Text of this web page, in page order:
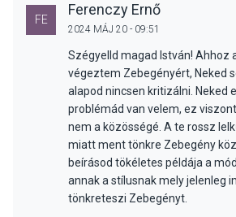
FE
Ferenczy Ernő
2024 MÁJ 20 - 09:51
Szégyelld magad István! Ahhoz
végeztem Zebegényért, Neked
alapod nincsen kritizálni. Neked
problémád van velem, ez
nem a közösségé. A te rossz
miatt ment tönkre Zebegény
beírásod tökéletes példája a
annak a stílusnak mely jelenleg
tönkreteszi Zebegényt.